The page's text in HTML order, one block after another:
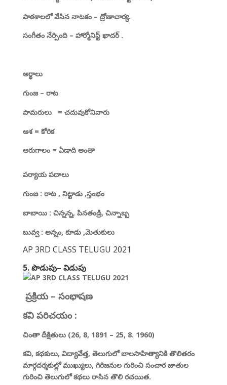
పాఠశాలలో వేసిన నాటకం– ద్రోణాచార్య.
సంగీతం నేర్పింది– హార్మోనిస్ట్ ఖాదర్.
అర్థాలు
గుంజ – రాట
పామరులు
= చదువుకోనివారు
ఆశ = కోరిక
ఆరుగాలం = ఏడాది అంతా
పర్యాయ పదాలు
గుంజ: రాట, నిట్టాడు,స్తంభం
బాబాయి: చిన్నన్న, పినతండ్రి, చిన్నాబ్బ
బువ్వ: అన్నం, కూడు,మెతుకులు
AP 3RD CLASS TELUGU 2021
5. పొడుపు– విడుపు
ప్రక్రియ– సంభాషణ
కవి పరిచయం:
చింతా దీక్షితులు (26, 8, 1891 – 25, 8. 1960)
కవి, కథకులు, విద్యావేత్త, తెలుగులో బాలసాహిత్యానికి తొలితరం
మార్గదర్శకుల్లో ముఖ్యులు, గిరిజనుల గురించి సంచార జాతుల
గురించి తెలుగులో కథలు రాసిన తొలి రచయిత.